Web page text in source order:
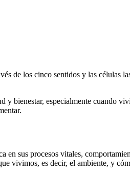
de los cinco sentidos y las células
bienestar, especialmente cuando
sus procesos vitales,
vivimos, es decir, el ambiente, y